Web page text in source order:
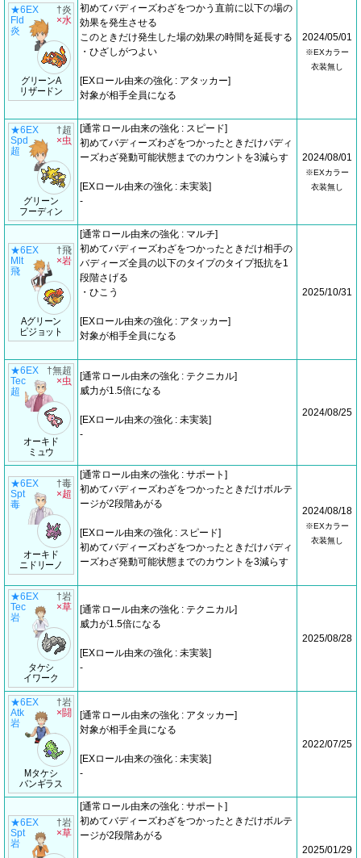
★6EX
Fld
炎
グリーンA
リザードン
†炎
×水
初めてバディーズわざをつかう直前に以下の場の
効果を発生させる
このときだけ発生した場の効果の時間を延長する
・ひざしがつよい
[EXロール由来の強化 : アタッカー]
対象が相手全員になる
2024/05/01
※EXカラー
衣装無し
★6EX
Spd
超
グリーン
フーディン
†超
×虫
[通常ロール由来の強化 : スピード]
初めてバディーズわざをつかったときだけバディ
ーズわざ発動可能状態までのカウントを3減らす
[EXロール由来の強化 : 未実装]
-
2024/08/01
※EXカラー
衣装無し
★6EX
Mlt
飛
Aグリーン
ピジョット
†飛
×岩
[通常ロール由来の強化 : マルチ]
初めてバディーズわざをつかったときだけ相手の
バディーズ全員の以下のタイプのタイプ抵抗を1
段階さげる
・ひこう
[EXロール由来の強化 : アタッカー]
対象が相手全員になる
2025/10/31
★6EX
Tec
超
オーキド
ミュウ
†無超
×虫
[通常ロール由来の強化 : テクニカル]
威力が1.5倍になる
[EXロール由来の強化 : 未実装]
-
2024/08/25
★6EX
Spt
毒
オーキド
ニドリーノ
†毒
×超
[通常ロール由来の強化 : サポート]
初めてバディーズわざをつかったときだけボルテ
ージが2段階あがる
[EXロール由来の強化 : スピード]
初めてバディーズわざをつかったときだけバディ
ーズわざ発動可能状態までのカウントを3減らす
2024/08/18
※EXカラー
衣装無し
★6EX
Tec
岩
タケシ
イワーク
†岩
×草
[通常ロール由来の強化 : テクニカル]
威力が1.5倍になる
[EXロール由来の強化 : 未実装]
-
2025/08/28
★6EX
Atk
岩
Mタケシ
バンギラス
†岩
×闘
[通常ロール由来の強化 : アタッカー]
対象が相手全員になる
[EXロール由来の強化 : 未実装]
-
2022/07/25
★6EX
Spt
岩
†岩
×草
[通常ロール由来の強化 : サポート]
初めてバディーズわざをつかったときだけボルテ
ージが2段階あがる
2025/01/29